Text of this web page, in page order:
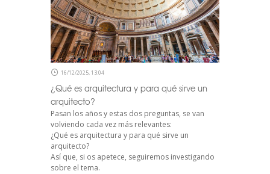
16/12/2025, 13:04
¿Qué es arquitectura y para qué sirve un
arquitecto?
Pasan los años y estas dos preguntas, se van
volviendo cada vez más relevantes:
¿Qué es arquitectura y para qué sirve un
arquitecto?
Así que, si os apetece, seguiremos investigando
sobre el tema.